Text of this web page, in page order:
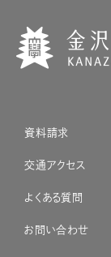
資料請求
交通アクセス
よくある質問
お問い合わせ